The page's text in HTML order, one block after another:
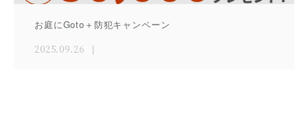
お庭にGoto＋防犯キャンペーン
2025.09.26